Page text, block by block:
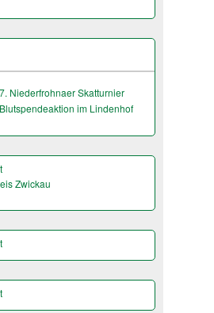
Niederfrohnaer Skatturnier
im Lindenhof
Zwickau